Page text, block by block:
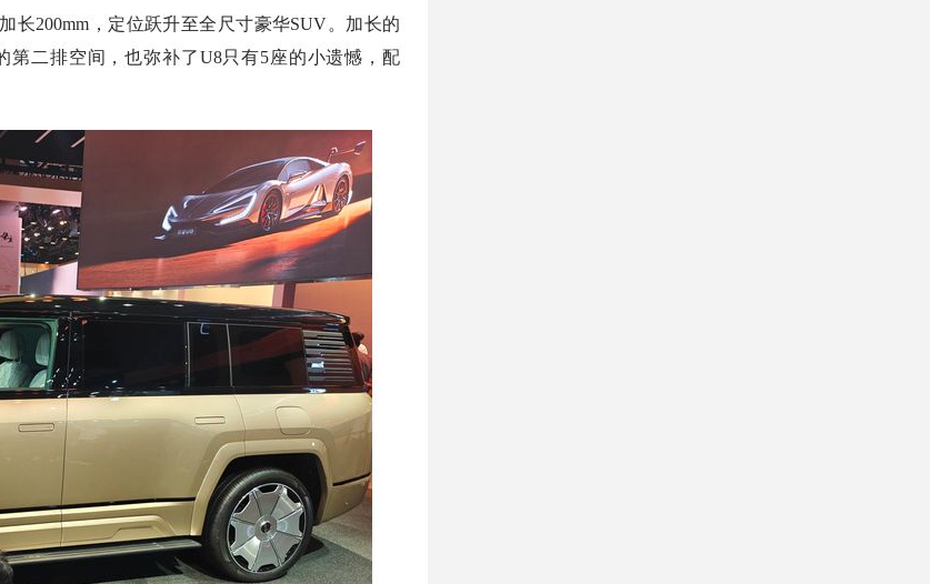
长200mm，定位跃升至全尺寸豪华SUV。加长的
二排空间，也弥补了U8只有5座的小遗憾，配